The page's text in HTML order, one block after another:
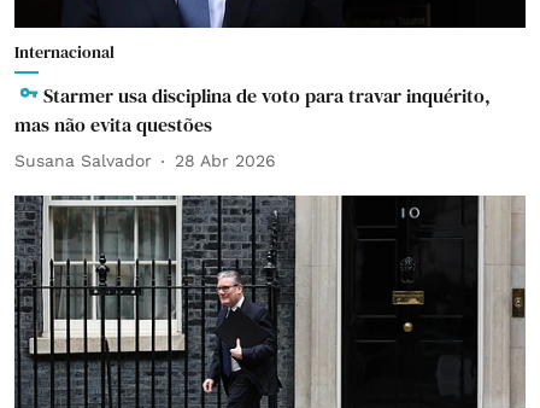
Internacional
Starmer usa disciplina de voto para travar inquérito,
mas não evita questões
Susana Salvador 28 Abr 2026